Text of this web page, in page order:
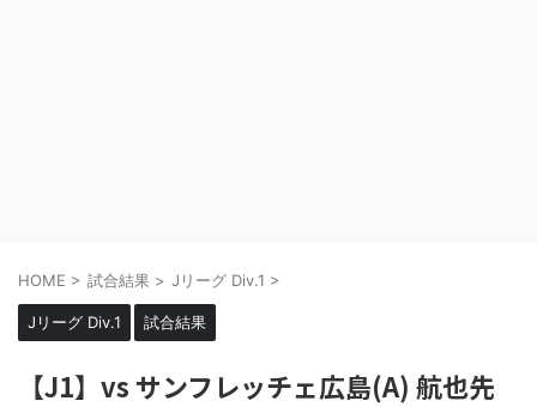
HOME > 試合結果 > Jリーグ Div.1 >
Jリーグ Div.1 試合結果
【J1】vs サンフレッチェ広島(A) 航也先